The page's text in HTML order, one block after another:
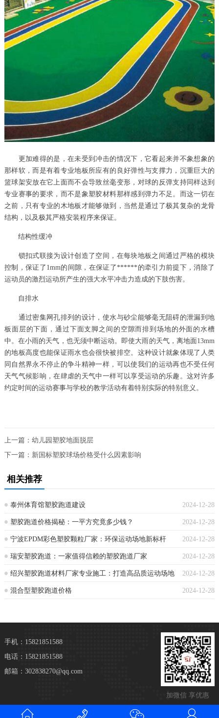
更加难得的是，在未受到冲击的情况下，它看起来并不象想象的
那样软，而是有着专业地板所应有的良好弹性与支撑力，沉重巨大的
篮球架安放在它上面而不会导致丝毫变形，对球的反弹支持同样达到
专业赛事的要求，而不是象塑胶材料那样感到弹力不足。而这一切在
之前，只有专业的木地板才能够做到，当然是通过了极其复杂的龙骨
结构，以及极其严格安装程序来保证。
结构性缓冲
锁扣式联接为设计创造了空间，在每块地板之间通过严格的模块
控制，保证了1mm的间隙，在保证了******的牵引力前提下，消除了
运动员的激烈运动所产生的强大水平冲击力造成的下肢伤害。
自排水
通过密集网孔排列的设计，使水与砂尘能够毫无阻碍的泄漏到地
板面层的下面，通过下面支脚之间的空隙而排到场地的外面的水槽
中。在小雨的天气，也无须中断运动。即使大雨的天气，离地面13mm
的地板高度也能保证雨水也会很快被排空。这种设计就象体现了人类
同自然界永不停止的争斗精神一样，可以使我们的运动再也不受任何
天气气候影响，在肆虐的天气中一样可以享受运动的乐趣。这对许多
约定时间的运动赛事与学校的教学活动有着特别实际的特别意义。
上一篇： 幼儿园塑胶地面脱层
下一篇： 新国标塑胶球场价格受什么因素影响
相关推荐
2024-12-28
泰州体育馆塑胶跑道建设
2024-12-28
塑胶跑道价格揭秘：一平方究竟多少钱？
2024-12-28
宁波EPDM彩色塑胶颗粒厂家：环保运动场地新标杆
2024-12-28
瑞安塑胶跑道：一家值得信赖的塑胶跑道厂家
2024-12-28
绍兴塑胶跑道材料厂家专业施工：打造高品质运动场地
2024-12-28
混合型塑胶跑道价格
加微信 享优惠
手机：15821851588
电话：15821851588
邮箱：302838270@qq.com